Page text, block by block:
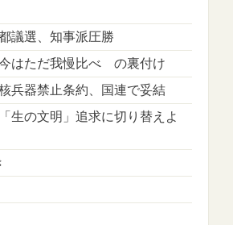
議選、知事派圧勝
はただ我慢比べ の裏付け
兵器禁止条約、国連で妥結
生の文明」追求に切り替えよ